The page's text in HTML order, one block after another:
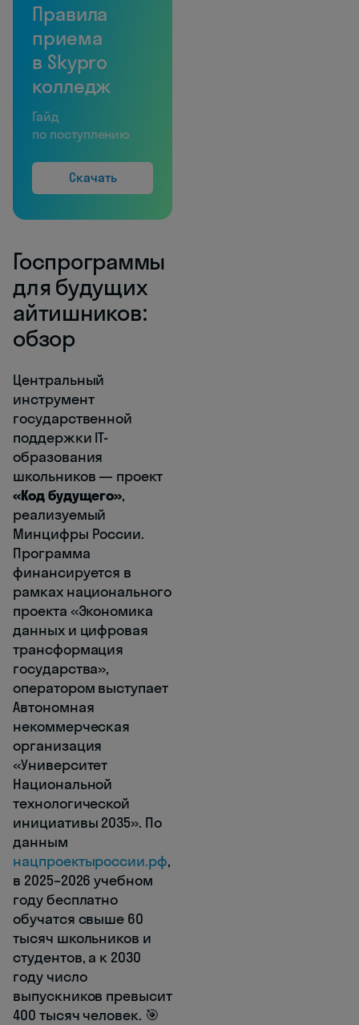
Правила
приема
в Skypro
колледж
Гайд
по поступлению
Скачать
Госпрограммы
для будущих
айтишников:
обзор
Центральный
инструмент
государственной
поддержки IT-
образования
школьников — проект
«Код будущего»,
реализуемый
Минцифры России.
Программа
финансируется в
рамках национального
проекта «Экономика
данных и цифровая
трансформация
государства»,
оператором выступает
Автономная
некоммерческая
организация
«Университет
Национальной
технологической
инициативы 2035». По
данным
нацпроектыроссии.рф,
в 2025–2026 учебном
году бесплатно
обучатся свыше 60
тысяч школьников и
студентов, а к 2030
году число
выпускников превысит
400 тысяч человек. 🎯